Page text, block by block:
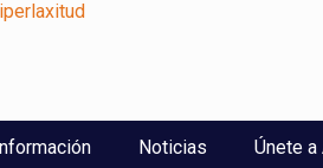
Noticias Únete a